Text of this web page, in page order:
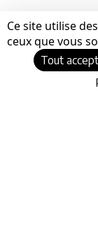
Ce site utilise
ceux que vous
Tout